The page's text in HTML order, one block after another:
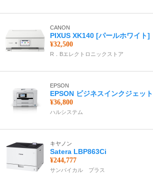
CANON
PIXUS XK140 [パールホワイト]
¥32,500
R．Bエレクトロニックストア
EPSON
EPSON ビジネスインクジェッ
¥36,800
ハルシステム
キヤノン
Satera LBP863Ci
¥244,777
サンバイカル プラス